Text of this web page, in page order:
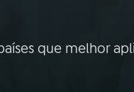
que melhor